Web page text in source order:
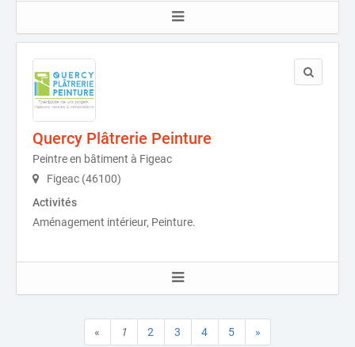
Quercy Plâtrerie Peinture
Peintre en bâtiment à Figeac
Figeac (46100)
Activités
Aménagement intérieur, Peinture.
« 1 2 3 4 5 »